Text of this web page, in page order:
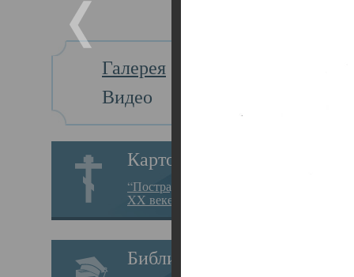
Галерея
Видео
Картотека
“Пострадавшие за веру в
XX веке на Севере”
Библиотека